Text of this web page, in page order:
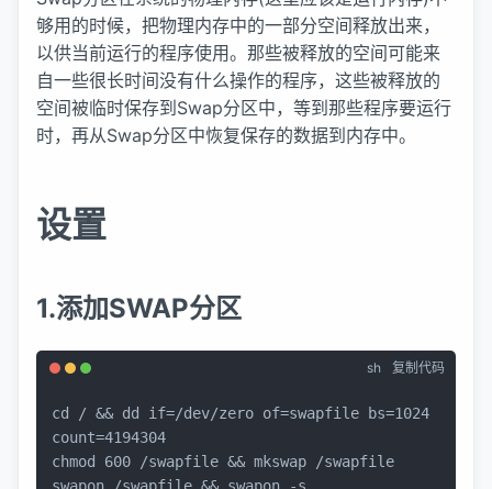
够用的时候，把物理内存中的一部分空间释放出来，
以供当前运行的程序使用。那些被释放的空间可能来
自一些很长时间没有什么操作的程序，这些被释放的
空间被临时保存到Swap分区中，等到那些程序要运行
时，再从Swap分区中恢复保存的数据到内存中。
设置
1.添加SWAP分区
sh 复制代码
cd / && dd if=/dev/zero of=swapfile bs=1024
chmod
600 /swapfile && mkswap /swapfile